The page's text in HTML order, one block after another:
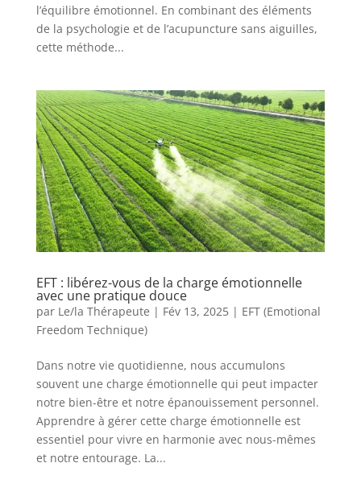
l’équilibre émotionnel. En combinant des éléments
de la psychologie et de l’acupuncture sans aiguilles,
cette méthode...
EFT : libérez-vous de la charge émotionnelle
avec une pratique douce
par Le/la Thérapeute | Fév 13, 2025| EFT (Emotional
Freedom Technique)
Dans notre vie quotidienne, nous accumulons
souvent une charge émotionnelle qui peut impacter
notre bien-être et notre épanouissement personnel.
Apprendre à gérer cette charge émotionnelle est
essentiel pour vivre en harmonie avec nous-mêmes
et notre entourage. La...